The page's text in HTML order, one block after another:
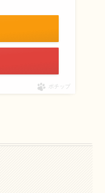
ポチップ